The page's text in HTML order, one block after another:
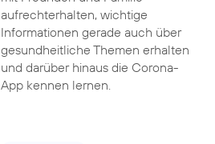
aufrechterhalten, wichtige
Informationen gerade auch über
gesundheitliche Themen erhalten
und darüber hinaus die Corona-
App kennen lernen.